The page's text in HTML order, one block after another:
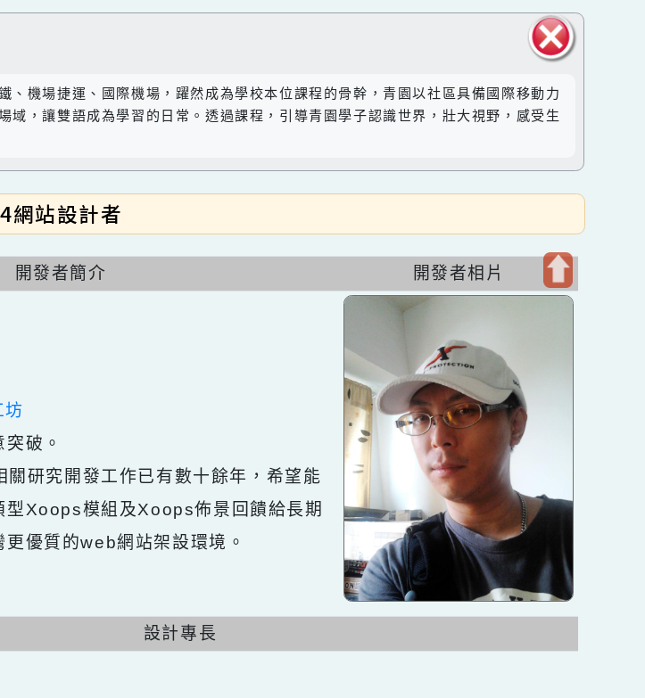
鐵、機場捷運、國際機場，躍然成為學校本位課程的骨幹，青園以社區具備國際移動力
場域，讓雙語成為學習的日常。透過課程，引導青園學子認識世界，壯大視野，感受生
網站設計者
開發者簡介 開發者相片
工坊
意突破。
相關研究開發工作已有數十餘年，希望能
類型Xoops模組及Xoops佈景回饋給長期